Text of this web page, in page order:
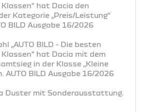
hat Dacia den
Kategorie „Preis/Leistung“
BILD Ausgabe 16/2026
„AUTO BILD - Die besten
hat Dacia mit dem
in der Klasse „Kleine
AUTO BILD Ausgabe 16/2026
Duster mit Sonderausstattung.